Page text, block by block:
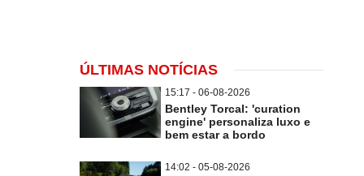
ÚLTIMAS NOTÍCIAS
15:17 - 06-08-2026
Bentley Torcal: 'curation
engine' personaliza luxo e
bem estar a bordo
14:02 - 05-08-2026